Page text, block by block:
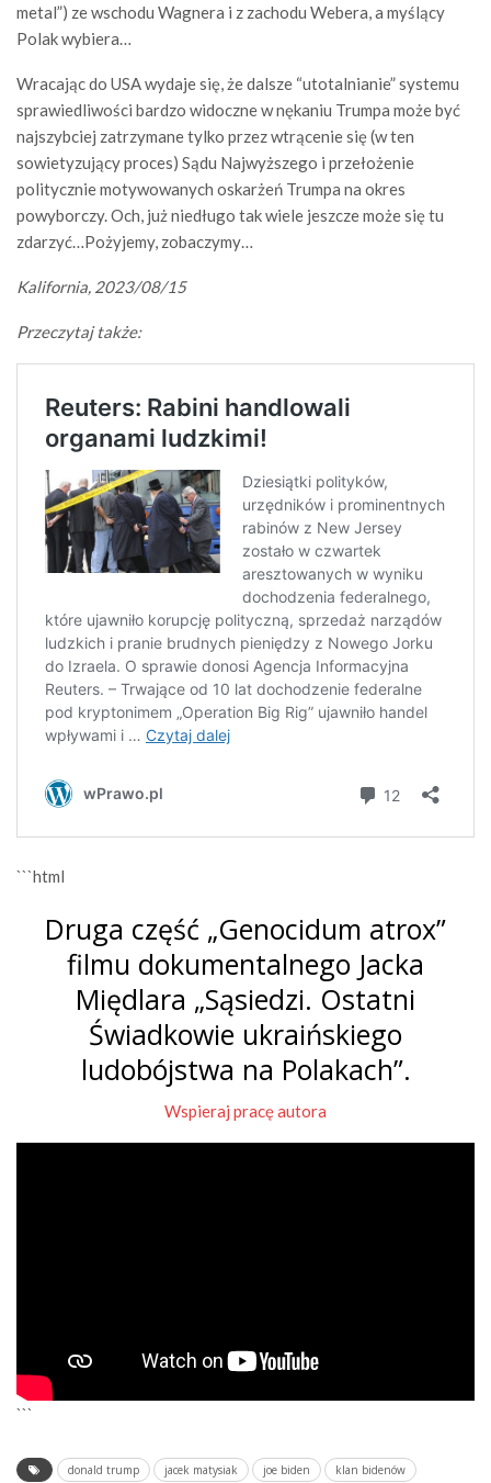
metal”) ze wschodu Wagnera i z zachodu Webera, a myślący
Polak wybiera…
Wracając do USA wydaje się, że dalsze “utotalnianie” systemu
sprawiedliwości bardzo widoczne w nękaniu Trumpa może być
najszybciej zatrzymane tylko przez wtrącenie się (w ten
sowietyzujący proces) Sądu Najwyższego i przełożenie
politycznie motywowanych oskarżeń Trumpa na okres
powyborczy. Och, już niedługo tak wiele jeszcze może się tu
zdarzyć…Pożyjemy, zobaczymy…
Kalifornia, 2023/08/15
Przeczytaj także:
```html
Druga część „Genocidum atrox”
filmu dokumentalnego Jacka
Międlara „Sąsiedzi. Ostatni
Świadkowie ukraińskiego
ludobójstwa na Polakach”.
Wspieraj pracę autora
```
donald trump jacek matysiak joe biden
klan bidenów